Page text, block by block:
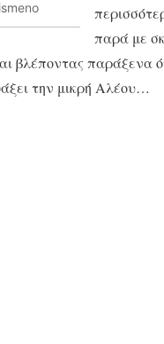
παρά με
βλέποντας παράξενα
την μικρή Αλέου…